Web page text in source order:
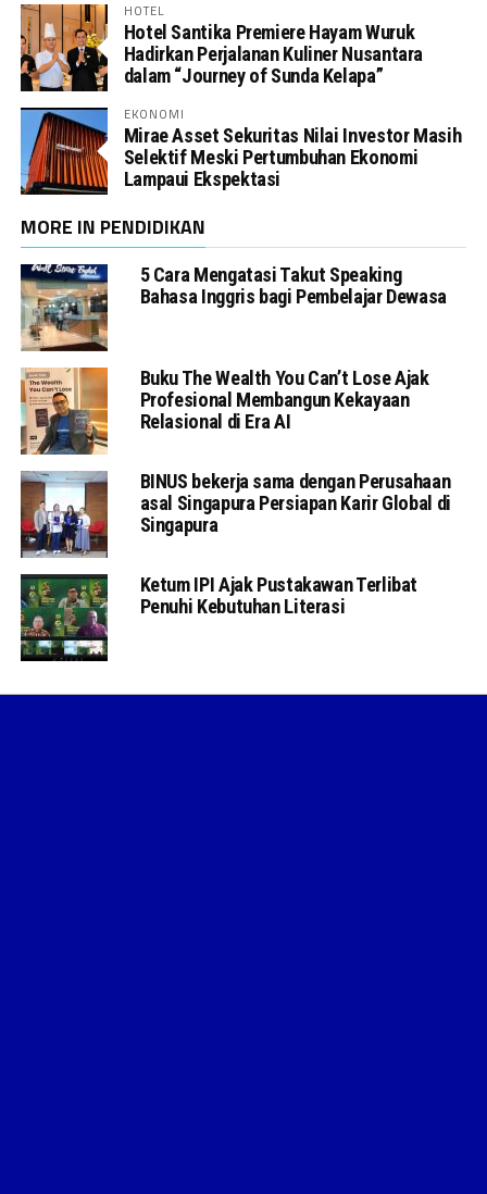
HOTEL
Hotel Santika Premiere Hayam Wuruk
Hadirkan Perjalanan Kuliner Nusantara
dalam “Journey of Sunda Kelapa”
EKONOMI
Mirae Asset Sekuritas Nilai Investor Masih
Selektif Meski Pertumbuhan Ekonomi
Lampaui Ekspektasi
MORE IN PENDIDIKAN
5 Cara Mengatasi Takut Speaking
Bahasa Inggris bagi Pembelajar Dewasa
Buku The Wealth You Can’t Lose Ajak
Profesional Membangun Kekayaan
Relasional di Era AI
BINUS bekerja sama dengan Perusahaan
asal Singapura Persiapan Karir Global di
Singapura
Ketum IPI Ajak Pustakawan Terlibat
Penuhi Kebutuhan Literasi